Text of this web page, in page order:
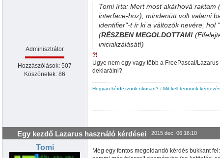
Adminisztrátor
Hozzászólások: 507
Köszönetek: 86
Tomi írta: Mert most akárhová
interface-hoz), mindenütt volt valami
identifier"-t ír ki a változók nevére, hol
(RÉSZBEN MEGOLDOTTAM!
inicializálását!)
?!
Ugye nem egy vagy több a FreePascal/
deklarálni?
Hogyan kérdezzünk okosan? / Mit kell tennünk
Egy kezdő Lazarus használó kérdései 2015 dec. 06 16:10
Tomi
Még egy fontos megoldandó kérdés bukkant